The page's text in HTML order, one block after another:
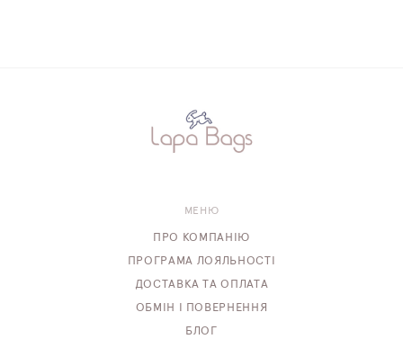
МЕНЮ
ПРО КОМПАНІЮ
ПРОГРАМА ЛОЯЛЬНОСТІ
ДОСТАВКА ТА ОПЛАТА
ОБМІН І ПОВЕРНЕННЯ
БЛОГ